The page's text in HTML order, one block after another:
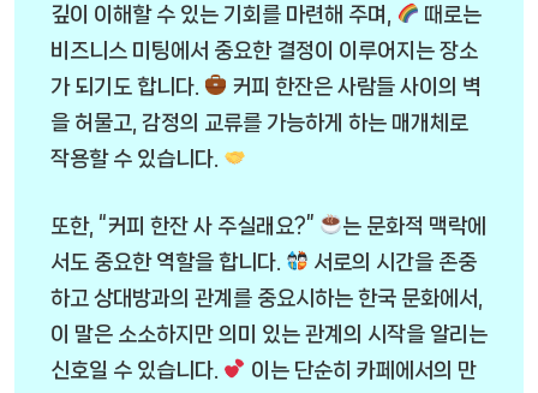
깊이 이해할 수 있는 기회를 마련해 주며,
때로는
비즈니스 미팅에서 중요한 결정이 이루어지는 장소
가 되기도 합니다.
커피 한잔은 사람들 사이의 벽
을 허물고, 감정의 교류를 가능하게 하는 매개체로
작용할 수 있습니다.
또한, “커피 한잔 사 주실래요?”
는 문화적 맥락에
서도 중요한 역할을 합니다.
서로의 시간을 존중
하고 상대방과의 관계를 중요시하는 한국 문화에서,
이 말은 소소하지만 의미 있는 관계의 시작을 알리는
신호일 수 있습니다.
이는 단순히 카페에서의 만